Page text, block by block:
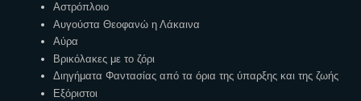
Αστρόπλοιο
Αυγούστα Θεοφανώ η Λάκαινα
Αύρα
Βρικόλακες με το ζόρι
Διηγήματα Φαντασίας από τα όρια της ύπαρξης και της ζωής
Εξόριστοι